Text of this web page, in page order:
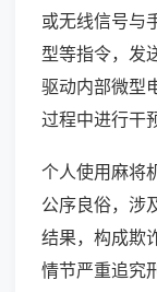
或无线信号与
型等指令，发
驱动内部微型
过程中进行干
个人使用麻将
公序良俗，涉
结果，构成欺
情节严重追究